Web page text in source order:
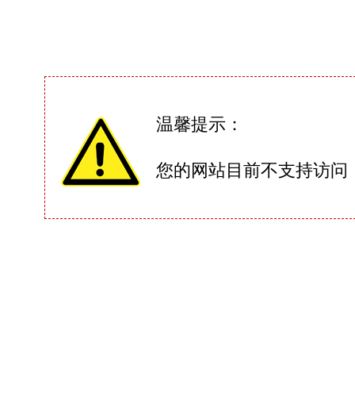
温馨提示：
您的网站目前不支持访